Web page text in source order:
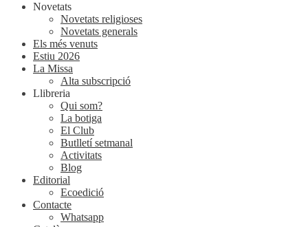
Novetats
Novetats religioses
Novetats generals
Els més venuts
Estiu 2026
La Missa
Alta subscripció
Llibreria
Qui som?
La botiga
El Club
Butlletí setmanal
Activitats
Blog
Editorial
Ecoedició
Contacte
Whatsapp